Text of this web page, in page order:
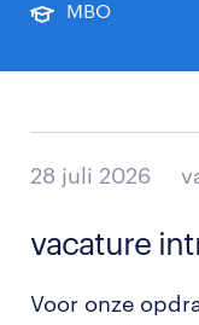
MBO
28 juli 2026
vacature
Voor onze